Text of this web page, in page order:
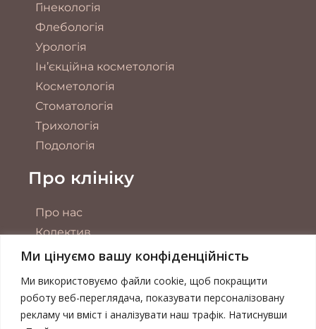
Ми цінуємо вашу конфіденційність
Ми використовуємо файли cookie, щоб покращити
роботу веб-переглядача, показувати персоналізовану
рекламу чи вміст і аналізувати наш трафік. Натиснувши
Гінекологія
Флебологія
Урологія
Ін’єкційна косметологія
Косметологія
Стоматологія
Трихологія
Подологія
Про клініку
Про нас
Колектив
Обладнання
Контакти
Публічна оферта
ЗВ'ЯЗКУ